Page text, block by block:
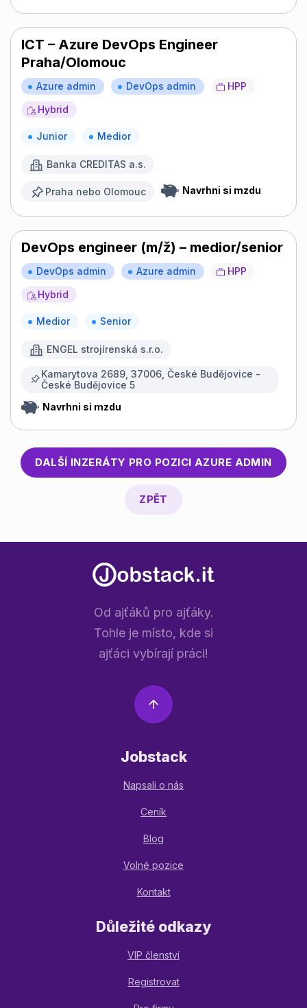
ICT – Azure DevOps Engineer
Praha/Olomouc
Azure admin DevOps admin
HPP
Hybrid
Junior Medior
Banka CREDITAS a.s.
Praha nebo Olomouc Navrhni si mzdu
DevOps engineer (m/ž) – medior/senior
DevOps admin Azure admin
HPP
Hybrid
Medior Senior
ENGEL strojírenská s.r.o.
Kamarytova 2689, 37006, České Budějovice -
České Budějovice 5
Navrhni si mzdu
DALŠÍ INZERÁTY PRO POZICI AZURE ADMIN
ZPĚT
Od ajťáků pro ajťáky.
Tohle je místo, kde si
ajťáci vybírají práci!
Jobstack
Napsali o nás
Ceník
Blog
Volné pozice
Kontakt
Důležité odkazy
VIP členství
Registrovat